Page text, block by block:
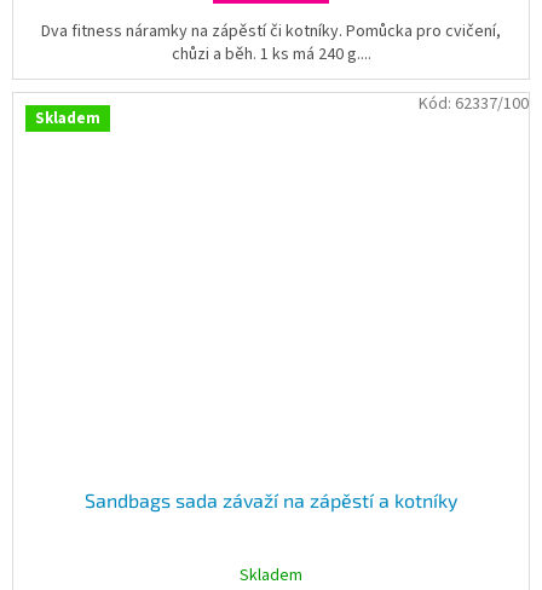
Dva fitness náramky na zápěstí či kotníky. Pomůcka pro cvičení,
chůzi a běh. 1 ks má 240 g....
Skladem
Sandbags sada závaží na zápěstí a kotníky
Skladem
Kód: 62337/100